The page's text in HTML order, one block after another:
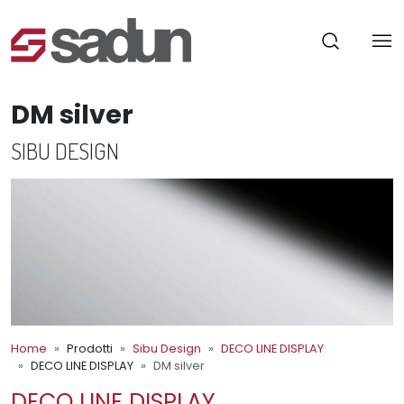
DM silver
SIBU DESIGN
Home Prodotti Sibu Design
DECO LINE DISPLAY
DECO LINE DISPLAY
DM silver